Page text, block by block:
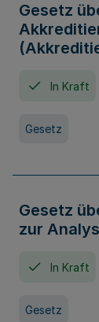
Gesetz
In Kraft
Gesetz
Gesetz
zur
In Kraft
Gesetz